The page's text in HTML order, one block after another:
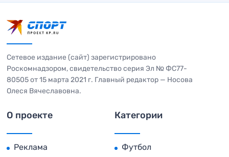
Сетевое издание (сайт) зарегистрировано
Роскомнадзором, свидетельство серия Эл № ФС77-
80505 от 15 марта 2021 г. Главный редактор — Носова
Олеся Вячеславовна.
О проекте
Реклама
Категории
Футбол